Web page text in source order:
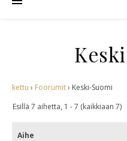
kettu › Foorumit› Keski-Suomi
Esillä 7 aihetta, 1 - 7 (kaikkiaan 7)
Aihe